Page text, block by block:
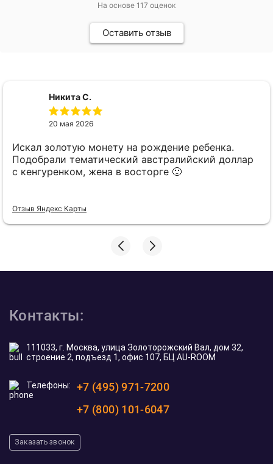
На основе 117 оценок
Оставить отзыв
Никита С.
20 мая 2026
Искал золотую монету на рождение ребенка.
Подобрали тематический австралийский доллар
с кенгуренком, жена в восторге 🙂
Отзыв Яндекс Карты
Контакты:
111033, г. Москва, улица Золоторожский Вал, дом 32,
строение 2, подъезд 1, офис 107, БЦ AU-ROOM
Телефоны:
+7 (495) 971-7200
+7 (800) 101-6047
Заказать звонок